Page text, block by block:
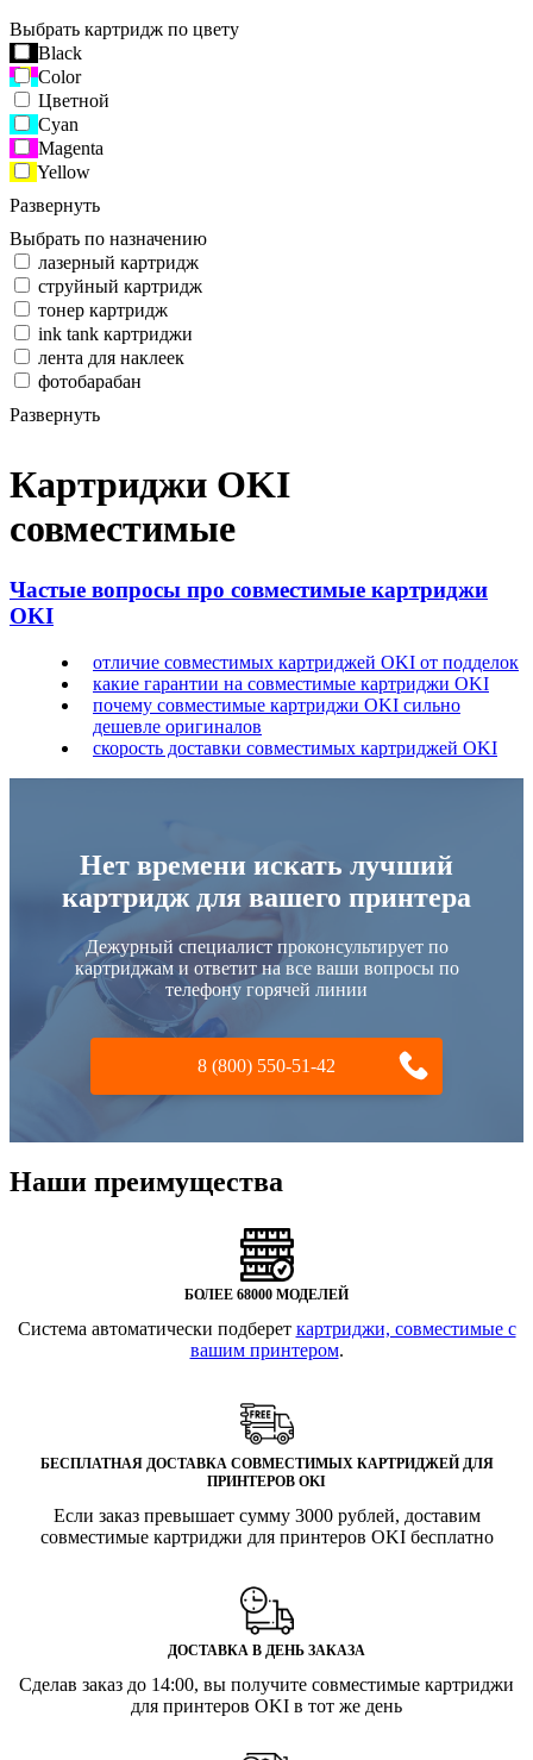
Выбрать картридж по цвету
Black
Color
Цветной
Cyan
Magenta
Yellow
Развернуть
Выбрать по назначению
лазерный картридж
струйный картридж
тонер картридж
ink tank картриджи
лента для наклеек
фотобарабан
Развернуть
Картриджи OKI
совместимые
Частые вопросы про совместимые картриджи
OKI
отличие совместимых картриджей OKI от подделок
какие гарантии на совместимые картриджи OKI
почему совместимые картриджи OKI сильно
дешевле оригиналов
скорость доставки совместимых картриджей OKI
Нет времени искать лучший
картридж для вашего принтера
Дежурный специалист проконсультирует по
картриджам и ответит на все ваши вопросы по
телефону горячей линии
8 (800) 550-51-42
Наши преимущества
БОЛЕЕ 68000 МОДЕЛЕЙ
Система автоматически подберет картриджи, совместимые с
вашим принтером.
БЕСПЛАТНАЯ ДОСТАВКА СОВМЕСТИМЫХ КАРТРИДЖЕЙ ДЛЯ
ПРИНТЕРОВ OKI
Если заказ превышает сумму 3000 рублей, доставим
совместимые картриджи для принтеров OKI бесплатно
ДОСТАВКА В ДЕНЬ ЗАКАЗА
Сделав заказ до 14:00, вы получите совместимые картриджи
для принтеров OKI в тот же день